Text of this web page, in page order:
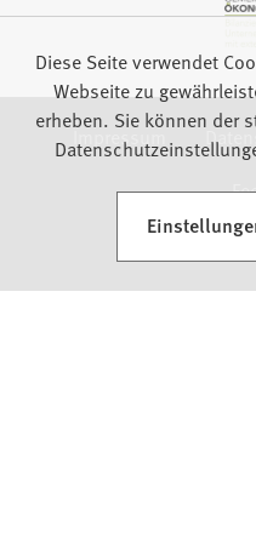
Impressum
Diese Seite verwendet
Webseite zu
erheben. Sie können der
(Öffnet in einem neuen Tab)